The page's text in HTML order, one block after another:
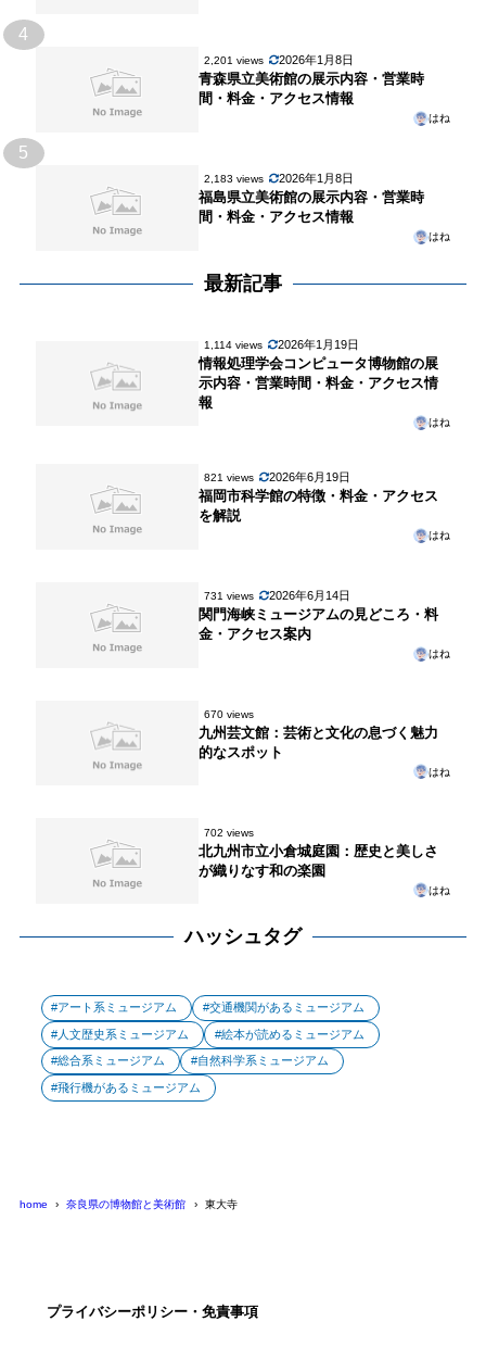
4
2,201 views 2026年1月8日
青森県立美術館の展示内容・営業時
間・料金・アクセス情報
はね
5
2,183 views 2026年1月8日
福島県立美術館の展示内容・営業時
間・料金・アクセス情報
はね
最新記事
1,114 views 2026年1月19日
情報処理学会コンピュータ博物館の展
示内容・営業時間・料金・アクセス情
報
はね
821 views 2026年6月19日
福岡市科学館の特徴・料金・アクセス
を解説
はね
731 views 2026年6月14日
関門海峡ミュージアムの見どころ・料
金・アクセス案内
はね
670 views
九州芸文館：芸術と文化の息づく魅力
的なスポット
はね
702 views
北九州市立小倉城庭園：歴史と美しさ
が織りなす和の楽園
はね
ハッシュタグ
アート系ミュージアム 交通機関があるミュージアム
人文歴史系ミュージアム 絵本が読めるミュージアム
総合系ミュージアム 自然科学系ミュージアム
飛行機があるミュージアム
home 奈良県の博物館と美術館 東大寺
プライバシーポリシー・免責事項